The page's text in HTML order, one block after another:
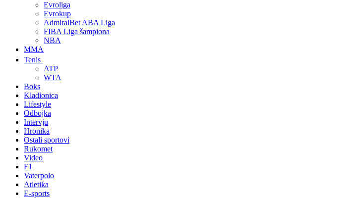
Evroliga
Evrokup
AdmiralBet ABA Liga
FIBA Liga šampiona
NBA
MMA
Tenis
ATP
WTA
Boks
Kladionica
Lifestyle
Odbojka
Intervju
Hronika
Ostali sportovi
Rukomet
Video
F1
Vaterpolo
Atletika
E-sports